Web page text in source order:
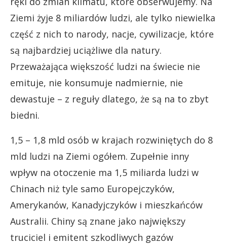
Ziemi żyje 8 miliardów ludzi, ale tylko niewielka
część z nich to narody, nacje, cywilizacje, które
są najbardziej uciążliwe dla natury.
Przeważająca większość ludzi na świecie nie
emituje, nie konsumuje nadmiernie, nie
dewastuje – z reguły dlatego, że są na to zbyt
biedni.
1,5 – 1,8 mld osób w krajach rozwiniętych do 8
mld ludzi na Ziemi ogółem. Zupełnie inny
wpływ na otoczenie ma 1,5 miliarda ludzi w
Chinach niż tyle samo Europejczyków,
Amerykanów, Kanadyjczyków i mieszkańców
Australii. Chiny są znane jako największy
truciciel i emitent szkodliwych gazów